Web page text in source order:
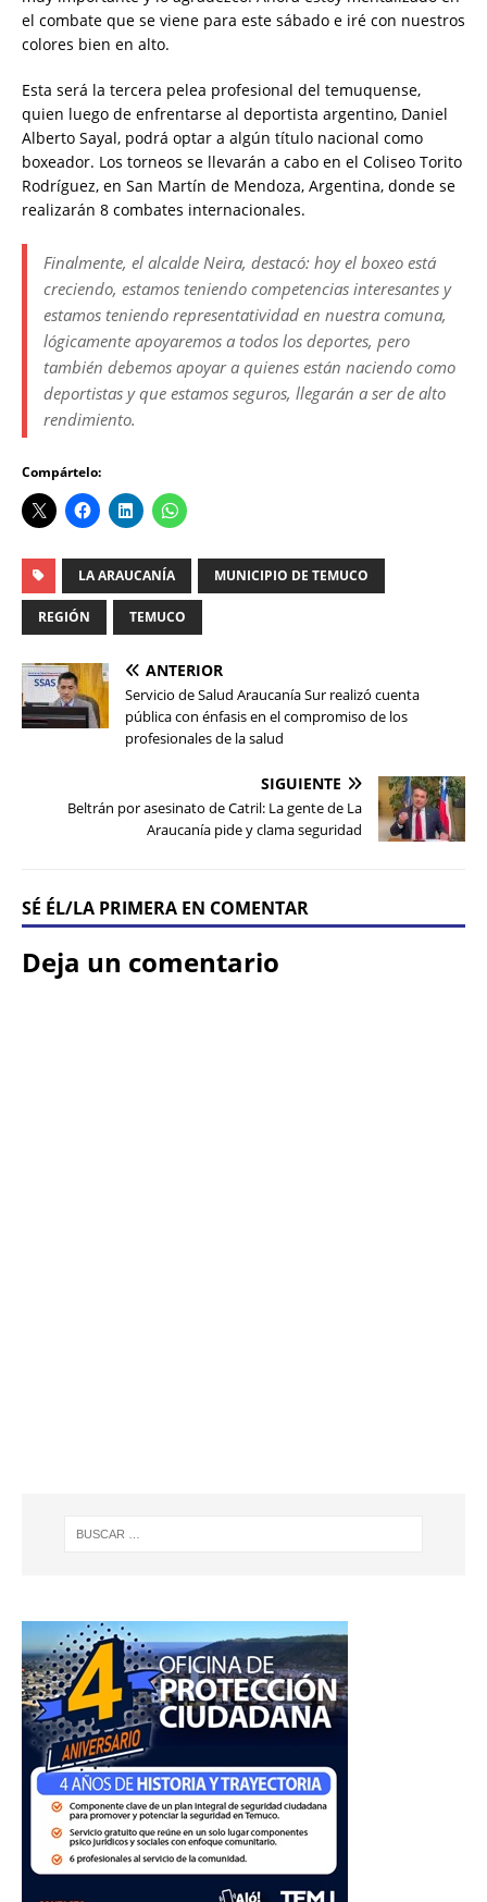
el combate que se viene para este sábado e iré con nuestros
colores bien en alto.
Esta será la tercera pelea profesional del temuquense,
quien luego de enfrentarse al deportista argentino, Daniel
Alberto Sayal, podrá optar a algún título nacional como
boxeador. Los torneos se llevarán a cabo en el Coliseo Torito
Rodríguez, en San Martín de Mendoza, Argentina, donde se
realizarán 8 combates internacionales.
Finalmente, el alcalde Neira, destacó: hoy el boxeo está
creciendo, estamos teniendo competencias interesantes y
estamos teniendo representatividad en nuestra comuna,
lógicamente apoyaremos a todos los deportes, pero
también debemos apoyar a quienes están naciendo como
deportistas y que estamos seguros, llegarán a ser de alto
rendimiento.
Compártelo:
LA ARAUCANÍA MUNICIPIO DE TEMUCO
REGIÓN TEMUCO
ANTERIOR
Servicio de Salud Araucanía Sur realizó cuenta
pública con énfasis en el compromiso de los
profesionales de la salud
SIGUIENTE
Beltrán por asesinato de Catril: La gente de La
Araucanía pide y clama seguridad
SÉ ÉL/LA PRIMERA EN COMENTAR
Deja un comentario